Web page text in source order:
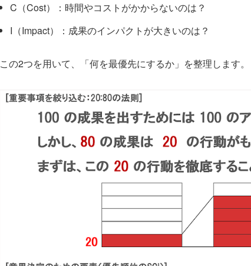
C（Cost）：時間やコストがかからないのは？
I（Impact）：成果のインパクトが大きいのは？
この2つを用いて、「何を最優先にするか」を整理します。